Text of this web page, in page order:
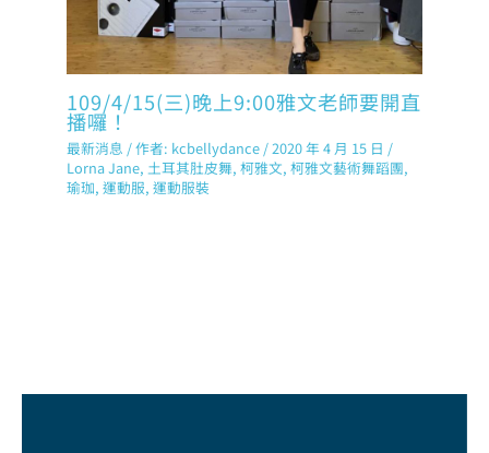
109/4/15(三)晚上9:00雅文老師要開直
播囉！
最新消息 / 作者: kcbellydance /2020 年 4 月 15 日 /
Lorna Jane, 土耳其肚皮舞,柯雅文,柯雅文藝術舞蹈團,
瑜珈,運動服,運動服裝